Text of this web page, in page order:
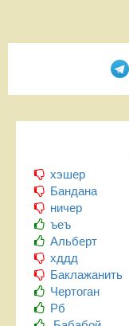
хэшер
Бандана
ничер
ъеъ
Альберт
хддд
Баклажанить
Чертоган
Рб